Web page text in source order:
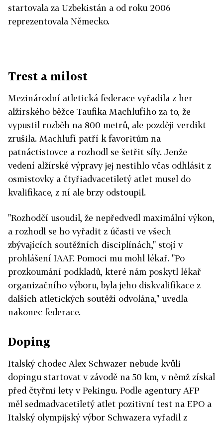
startovala za Uzbekistán a od roku 2006
reprezentovala Německo.
Trest a milost
Mezinárodní atletická federace vyřadila z her
alžírského běžce Taufika Machlufího za to, že
vypustil rozběh na 800 metrů, ale později verdikt
zrušila. Machlufí patří k favoritům na
patnáctistovce a rozhodl se šetřit síly. Jenže
vedení alžírské výpravy jej nestihlo včas odhlásit z
osmistovky a čtyřiadvacetiletý atlet musel do
kvalifikace, z ní ale brzy odstoupil.
"Rozhodčí usoudil, že nepředvedl maximální výkon,
a rozhodl se ho vyřadit z účasti ve všech
zbývajících soutěžních disciplínách," stojí v
prohlášení IAAF. Pomoci mu mohl lékař. "Po
prozkoumání podkladů, které nám poskytl lékař
organizačního výboru, byla jeho diskvalifikace z
dalších atletických soutěží odvolána," uvedla
nakonec federace.
Doping
Italský chodec Alex Schwazer nebude kvůli
dopingu startovat v závodě na 50 km, v němž získal
před čtyřmi lety v Pekingu. Podle agentury AFP
měl sedmadvacetiletý atlet pozitivní test na EPO a
Italský olympijský výbor Schwazera vyřadil z